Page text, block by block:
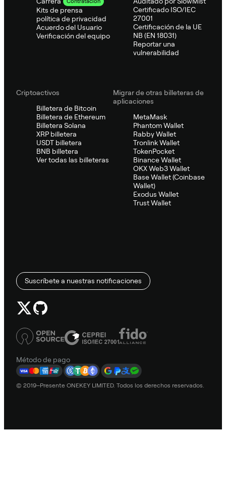
Kits de prensa
política de privacidad
Acuerdo del Usuario
Verificación del equipo
Certificado ISO/IEC
27001
Certificación de la UE
NB (EN 18031)
Reportar una
vulnerabilidad
Criptoactivos
Billetera de Bitcoin
Billetera de Ethereum
Billetera Solana
XRP billetera
USDT billetera
BNB billetera
Ver todas las billeteras
Migrar de otras billeteras de
aplicaciones
MetaMask
Phantom Wallet
Rabby Wallet
Tronlink Wallet
TokenPocket
Binance Wallet
OKX Web3 Wallet
Base Wallet (Coinbase
Wallet)
Exodus Wallet
Trust Wallet
Suscríbete a nuestras notificaciones
Método de pago
© 2019–Presente ONEKEY LIMITED. Todos los derechos reservados.